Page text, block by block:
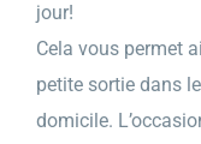
jour!
Cela vous permet
petite sortie dans
domicile.